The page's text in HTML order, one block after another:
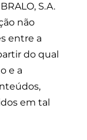
S.A.
não
entre a
do qual
e a
em tal